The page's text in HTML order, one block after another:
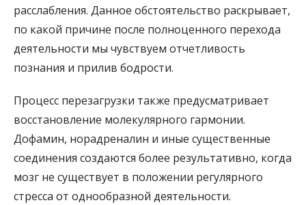
расслабления. Данное обстоятельство раскрывает,
по какой причине после полноценного перехода
деятельности мы чувствуем отчетливость
познания и прилив бодрости.
Процесс перезагрузки также предусматривает
восстановление молекулярного гармонии.
Дофамин, норадреналин и иные существенные
соединения создаются более результативно, когда
мозг не существует в положении регулярного
стресса от однообразной деятельности.